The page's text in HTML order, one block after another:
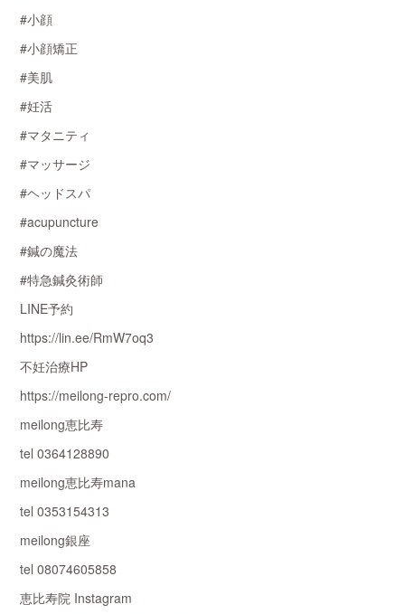
#小顔
#小顔矯正
#美肌
#妊活
#マタニティ
#マッサージ
#ヘッドスパ
#acupuncture
#鍼の魔法
#特急鍼灸術師
LINE予約
https://lin.ee/RmW7oq3
不妊治療HP
https://meilong-repro.com/
meilong恵比寿
tel 0364128890
meilong恵比寿mana
tel 0353154313
meilong銀座
tel 08074605858
恵比寿院 Instagram